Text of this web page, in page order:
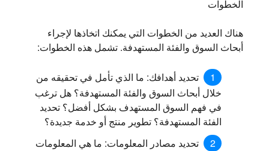
الخطوات
هناك العديد من الخطوات التي يمكنك اتخاذها لإجراء
أبحاث السوق والفئة المستهدفة. تشمل هذه الخطوات:
تحديد أهدافك: ما الذي تأمل في تحقيقه من
خلال أبحاث السوق والفئة المستهدفة؟ هل ترغب
في فهم السوق المستهدف بشكل أفضل؟ تحديد
الفئة المستهدفة؟ تطوير منتج أو خدمة جديدة؟
تحديد مصادر المعلومات: ما هي المعلومات